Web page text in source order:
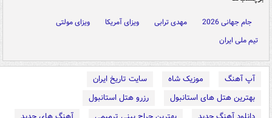
جام جهانی 2026 مهدی ترابی ویزای آمریکا
ویزای مولتی
تیم ملی ایران
آپ آهنگ موزیک شاه
سایت تاریخ ایران
بهترین هتل های استانبول
رزرو هتل استانبول